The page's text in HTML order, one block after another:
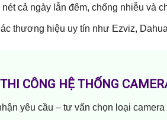
nét cả ngày lẫn đêm, chống nhiễu và
thương hiệu uy tín như Ezviz,
CÔNG HỆ THỐNG
yêu cầu – tư vấn chọn loại